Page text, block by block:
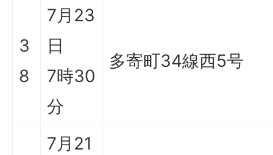
3
8
7月23
日
7時30
分
多寄町34線西5号
7月21